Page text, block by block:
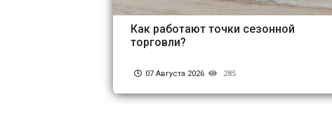
Как работают точки сезонной
торговли?
07 Августа 2026 285